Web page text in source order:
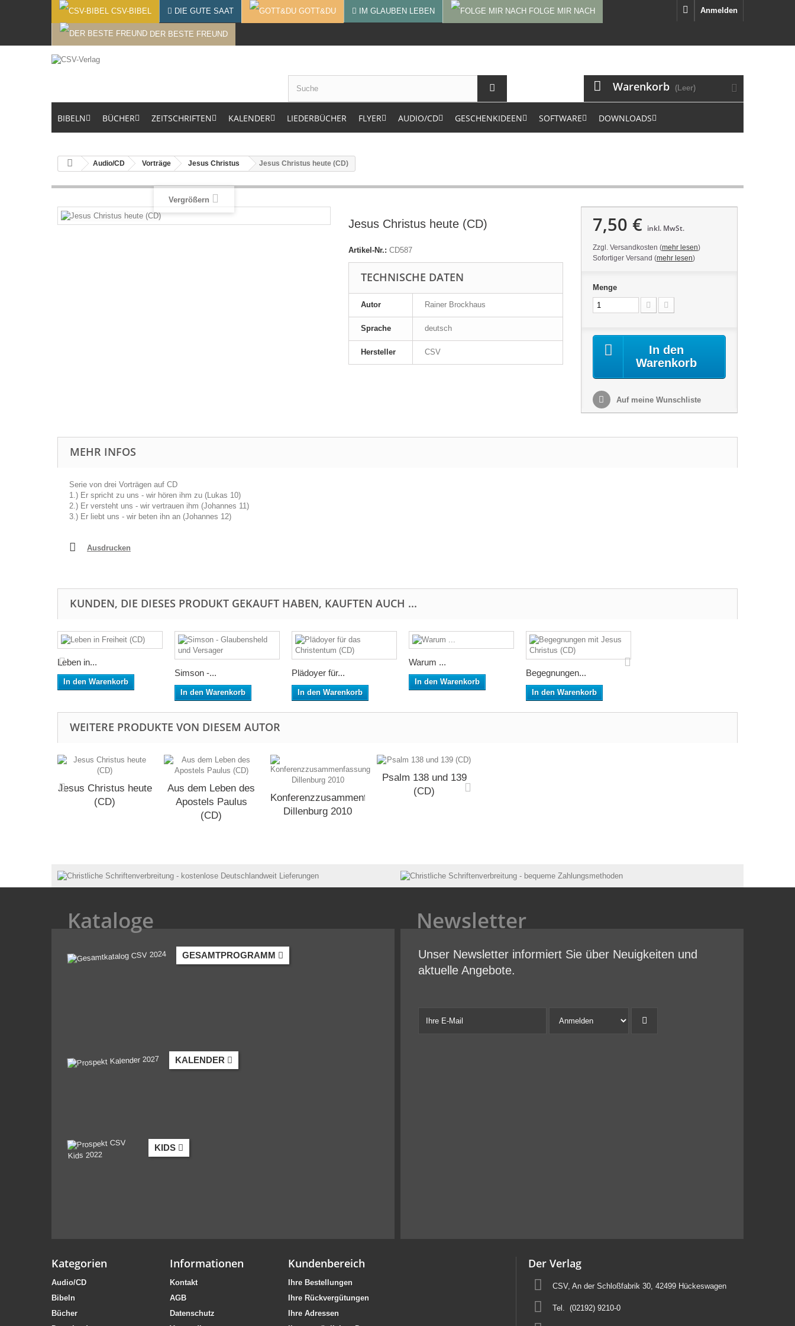
Anmelden
CSV-BIBEL DIE GUTE SAAT GOTT&DU IM GLAUBEN LEBEN FOLGE MIR NACH
DER BESTE FREUND
Warenkorb (Leer)
BIBELN BÜCHER ZEITSCHRIFTEN KALENDER LIEDERBÜCHER FLYER AUDIO/CD GESCHENKIDEEN SOFTWARE DOWNLOADS
Audio/CD Vorträge Jesus Christus Jesus Christus heute (CD)
Vergrößern
Jesus Christus heute (CD)
Artikel-Nr.: CD587
TECHNISCHE DATEN
Autor Rainer Brockhaus
Sprache deutsch
Hersteller CSV
7,50 € inkl. MwSt.
Zzgl. Versandkosten (mehr lesen)
Sofortiger Versand (mehr lesen)
Menge
In den
Warenkorb
Auf meine Wunschliste
MEHR INFOS
Serie von drei Vorträgen auf CD
1.) Er spricht zu uns - wir hören ihm zu (Lukas 10)
2.) Er versteht uns - wir vertrauen ihm (Johannes 11)
3.) Er liebt uns - wir beten ihn an (Johannes 12)
Ausdrucken
KUNDEN, DIE DIESES PRODUKT GEKAUFT HABEN, KAUFTEN AUCH ...
Leben in...
In den Warenkorb
Simson -...
In den Warenkorb
Plädoyer für...
In den Warenkorb
Warum ...
In den Warenkorb
Begegnungen...
In den Warenkorb
WEITERE PRODUKTE VON DIESEM AUTOR
Jesus Christus heute
(CD)
Aus dem Leben des
Apostels Paulus
(CD)
Konferenzzusammenfassung
Dillenburg 2010
Psalm 138 und 139
(CD)
Kataloge
GESAMTPROGRAMM
KALENDER
KIDS
Newsletter
Unser Newsletter informiert Sie über Neuigkeiten und
aktuelle Angebote.
Kategorien
Audio/CD
Bibeln
Bücher
Informationen
Kontakt
AGB
Datenschutz
Kundenbereich
Ihre Bestellungen
Ihre Rückvergütungen
Ihre Adressen
Der Verlag
CSV, An der Schloßfabrik 30, 42499 Hückeswagen
Tel. (02192) 9210-0